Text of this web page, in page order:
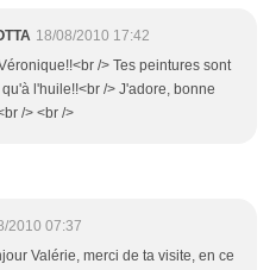
18/08/2010 17:42
/> Tes peintures sont
l'huile!!<br /> J'adore, bonne
/> <br />
2010 07:37
Valérie, merci de ta visite, en ce